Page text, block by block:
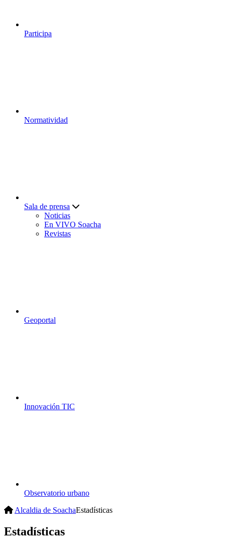
Participa
Normatividad
Sala de prensa
Noticias
En VIVO Soacha
Revistas
Geoportal
Innovación TIC
Observatorio urbano
Alcaldia de SoachaEstadísticas
Estadísticas